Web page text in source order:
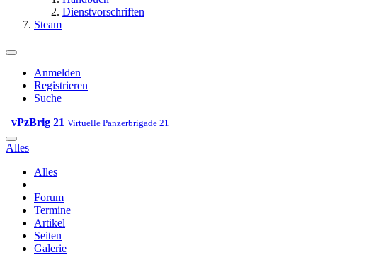
Dienstvorschriften
Steam
Anmelden
Registrieren
Suche
vPzBrig 21 Virtuelle Panzerbrigade 21
Alles
Alles
Forum
Termine
Artikel
Seiten
Galerie